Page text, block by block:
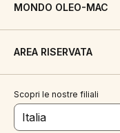
MONDO OLEO-MAC
AREA RISERVATA
Scopri le nostre filiali
Italia